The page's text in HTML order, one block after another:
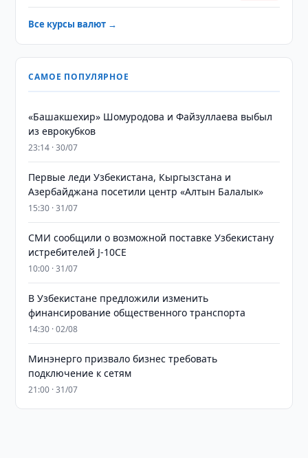
Все курсы валют →
САМОЕ ПОПУЛЯРНОЕ
«Башакшехир» Шомуродова и Файзуллаева выбыл
из еврокубков
23:14 · 30/07
Первые леди Узбекистана, Кыргызстана и
Азербайджана посетили центр «Алтын Балалык»
15:30 · 31/07
СМИ сообщили о возможной поставке Узбекистану
истребителей J-10CE
10:00 · 31/07
В Узбекистане предложили изменить
финансирование общественного транспорта
14:30 · 02/08
Минэнерго призвало бизнес требовать
подключение к сетям
21:00 · 31/07